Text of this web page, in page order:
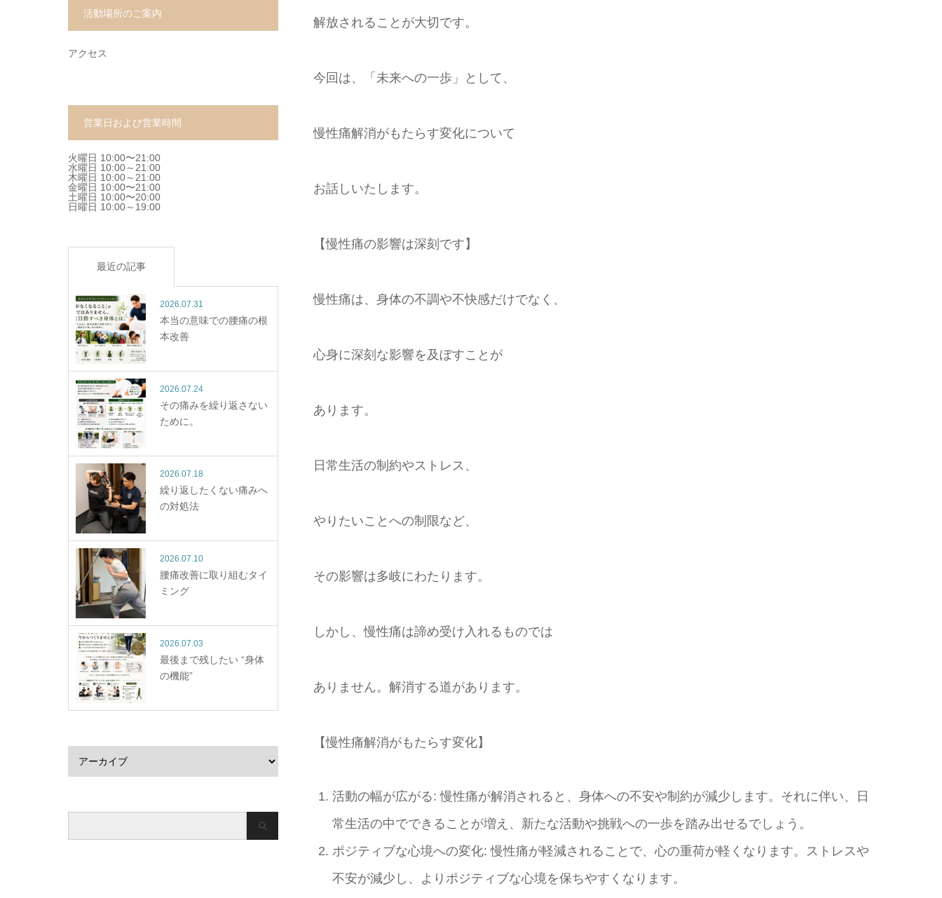
解放されることが大切です。
今回は、「未来への一歩」として、
慢性痛解消がもたらす変化について
お話しいたします。
【慢性痛の影響は深刻です】
慢性痛は、身体の不調や不快感だけでなく、
心身に深刻な影響を及ぼすことが
あります。
日常生活の制約やストレス、
やりたいことへの制限など、
その影響は多岐にわたります。
しかし、慢性痛は諦め受け入れるものでは
ありません。解消する道があります。
【慢性痛解消がもたらす変化】
活動の幅が広がる:慢性痛が解消されると、身体への不安や制約が減少します。それに伴い、日
常生活の中でできることが増え、新たな活動や挑戦への一歩を踏み出せるでしょう。
ポジティブな心境への変化:慢性痛が軽減されることで、心の重荷が軽くなります。ストレスや
不安が減少し、よりポジティブな心境を保ちやすくなります。
活動場所のご案内
アクセス
営業日および営業時間
火曜日 10:00〜21:00
水曜日 10:00～21:00
木曜日 10:00～21:00
金曜日 10:00〜21:00
土曜日 10:00〜20:00
日曜日 10:00～19:00
最近の記事
2026.07.31
本当の意味での腰痛の根
本改善
2026.07.24
その痛みを繰り返さない
ために。
2026.07.18
繰り返したくない痛みへ
の対処法
2026.07.10
腰痛改善に取り組むタイ
ミング
2026.07.03
最後まで残したい “身体
の機能”